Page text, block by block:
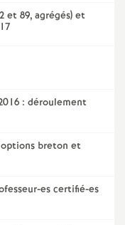
et 89, agrégés) et
: déroulement
breton et
es certifié-es